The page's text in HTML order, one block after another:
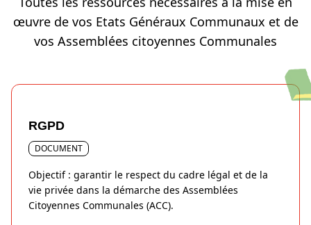
œuvre de vos Etats Généraux Communaux et de
vos Assemblées citoyennes Communales
RGPD
DOCUMENT
Objectif : garantir le respect du cadre légal et de la
vie privée dans la démarche des Assemblées
Citoyennes Communales (ACC).